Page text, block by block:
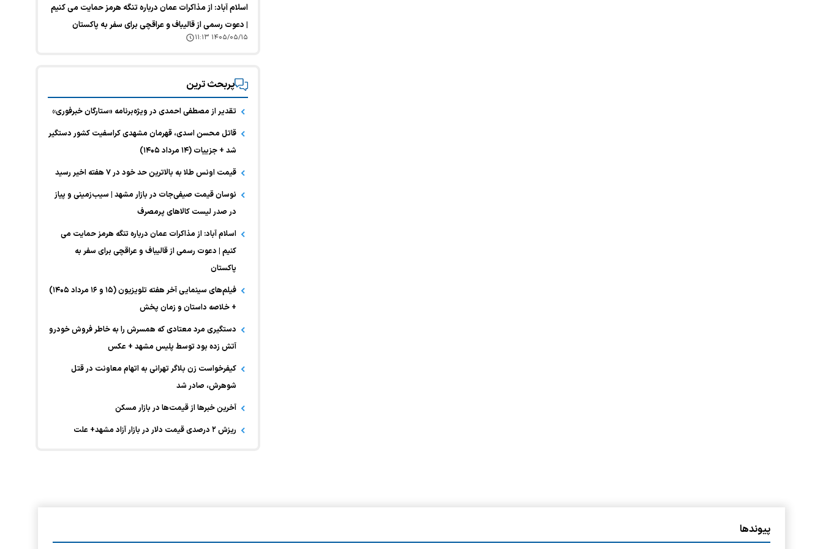
اسلام آباد: از مذاکرات عمان درباره تنگه هرمز حمایت می کنیم
| دعوت رسمی از قالیباف و عراقچی برای سفر به پاکستان
۱۴۰۵/۰۵/۱۵ ۱۱:۱۳
پربحث ترین
تقدیر از مصطفی احمدی در ویژه‌برنامه «ستارگان خبرفوری»
قاتل محسن اسدی، قهرمان مشهدی کراسفیت کشور دستگیر
شد + جزییات (۱۴ مرداد ۱۴۰۵)
قیمت اونس طلا به بالاترین حد خود در ۷ هفته اخیر رسید
نوسان قیمت صیفی‌جات در بازار مشهد | سیب‌زمینی و پیاز
در صدر لیست کالا‌های پرمصرف
اسلام آباد: از مذاکرات عمان درباره تنگه هرمز حمایت می
کنیم | دعوت رسمی از قالیباف و عراقچی برای سفر به
پاکستان
فیلم‌های سینمایی آخر هفته تلویزیون (۱۵ و ۱۶ مرداد ۱۴۰۵)
+ خلاصه داستان و زمان پخش
دستگیری مرد معتادی که همسرش را به خاطر فروش خودرو
آتش زده بود توسط پلیس مشهد + عکس
کیفرخواست زن بلاگر تهرانی به اتهام معاونت در قتل
شوهرش، صادر شد
آخرین خبر‌ها از قیمت‌ها در بازار مسکن
ریزش ۲ درصدی قیمت دلار در بازار آزاد مشهد+ علت
پیوندها